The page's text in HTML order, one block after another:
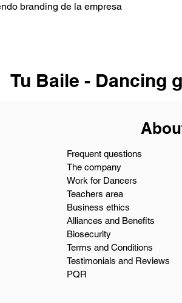
branding de la empresa
Tu Baile - Dancing
Frequent questions
The company
Work for Dancers
Teachers area
Business ethics
Alliances and Benefits
Biosecurity
Terms and Conditions
Testimonials and Reviews
PQR